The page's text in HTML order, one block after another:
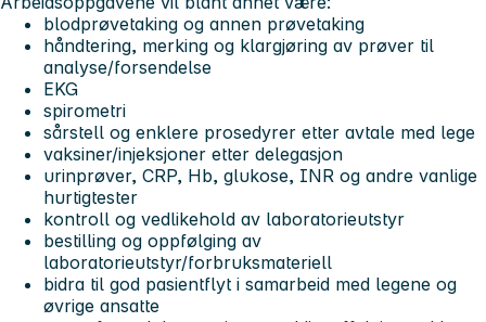
blodprøvetaking og annen prøvetaking
håndtering, merking og klargjøring av prøver til
analyse/forsendelse
EKG
spirometri
sårstell og enklere prosedyrer etter avtale med lege
vaksiner/injeksjoner etter delegasjon
urinprøver, CRP, Hb, glukose, INR og andre vanlige
hurtigtester
kontroll og vedlikehold av laboratorieutstyr
bestilling og oppfølging av
laboratorieutstyr/forbruksmateriell
bidra til god pasientflyt i samarbeid med legene og
øvrige ansatte